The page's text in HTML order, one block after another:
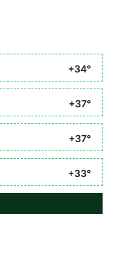
+34°
+37°
+37°
+33°